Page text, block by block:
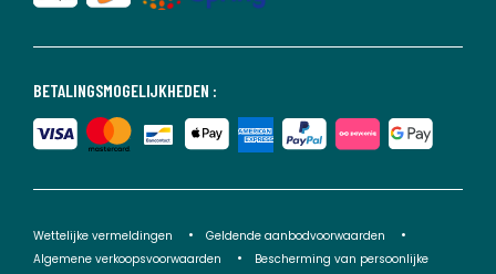
BETALINGSMOGELIJKHEDEN :
Wettelijke vermeldingen
Geldende aanbodvoorwaarden
Algemene verkoopsvoorwaarden
Bescherming van persoonlijke